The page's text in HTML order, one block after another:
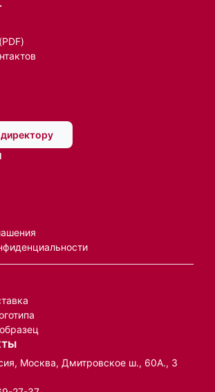
Москва, Дмитровское ш., 60А., 3